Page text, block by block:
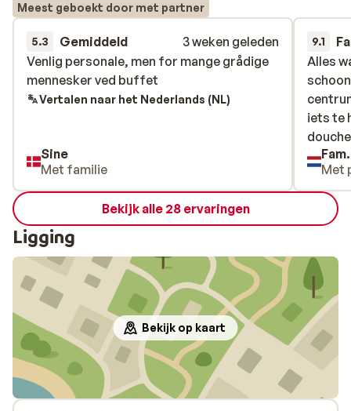
Meest geboekt door met partner
5.3 Gemiddeld
3 weken geleden
Venlig personale, men for mange grådige
mennesker ved buffet
Venlig personale, men for mange grådige
mennesker ved buffet
Vertalen naar het Nederlands (NL)
Sine
Met familie
9.1
Alles
iets te
Alles
iets te
Met
Bekijk alle 28 ervaringen
Ligging
Bekijk op kaart